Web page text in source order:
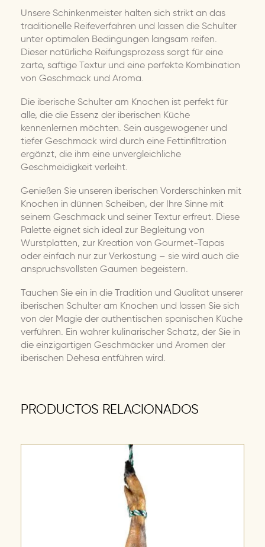
Unsere Schinkenmeister halten sich strikt an das
traditionelle Reifeverfahren und lassen die Schulter
unter optimalen Bedingungen langsam reifen.
Dieser natürliche Reifungsprozess sorgt für eine
zarte, saftige Textur und eine perfekte Kombination
von Geschmack und Aroma.
Die iberische Schulter am Knochen ist perfekt für
alle, die die Essenz der iberischen Küche
kennenlernen möchten. Sein ausgewogener und
tiefer Geschmack wird durch eine Fettinfiltration
ergänzt, die ihm eine unvergleichliche
Geschmeidigkeit verleiht.
Genießen Sie unseren iberischen Vorderschinken mit
Knochen in dünnen Scheiben, der Ihre Sinne mit
seinem Geschmack und seiner Textur erfreut. Diese
Palette eignet sich ideal zur Begleitung von
Wurstplatten, zur Kreation von Gourmet-Tapas
oder einfach nur zur Verkostung – sie wird auch die
anspruchsvollsten Gaumen begeistern.
Tauchen Sie ein in die Tradition und Qualität unserer
iberischen Schulter am Knochen und lassen Sie sich
von der Magie der authentischen spanischen Küche
verführen. Ein wahrer kulinarischer Schatz, der Sie in
die einzigartigen Geschmäcker und Aromen der
iberischen Dehesa entführen wird.
PRODUCTOS RELACIONADOS